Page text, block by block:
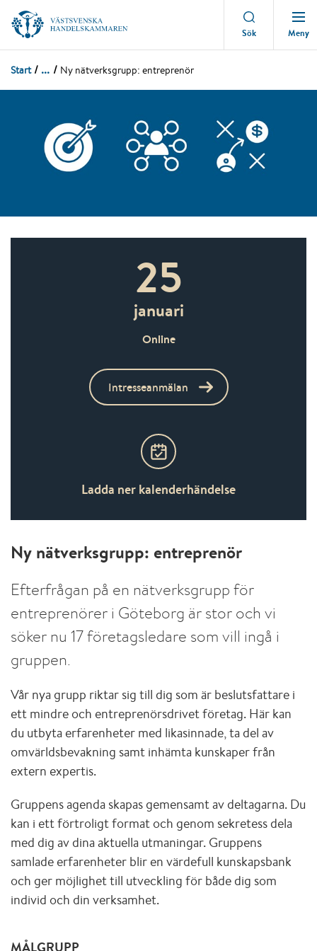
Sök Meny
Start ... Ny nätverksgrupp: entreprenör
25
januari
Online
Intresseanmälan
Ladda ner kalenderhändelse
Ny nätverksgrupp: entreprenör
Efterfrågan på en nätverksgrupp för
entreprenörer i Göteborg är stor och vi
söker nu 17 företagsledare som vill ingå i
gruppen.
Vår nya grupp riktar sig till dig som är beslutsfattare i
ett mindre och entreprenörsdrivet företag. Här kan
du utbyta erfarenheter med likasinnade, ta del av
omvärldsbevakning samt inhämta kunskaper från
extern expertis.
Gruppens agenda skapas gemensamt av deltagarna. Du
kan i ett förtroligt format och genom sekretess dela
med dig av dina aktuella utmaningar. Gruppens
samlade erfarenheter blir en värdefull kunskapsbank
och ger möjlighet till utveckling för både dig som
individ och din verksamhet.
MÅLGRUPP